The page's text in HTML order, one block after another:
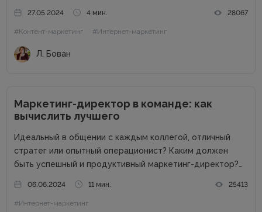
как выделиться среди аналогичных компаний, привлечь
внимание к продуктам...
27.05.2024 4 мин. 28067
#Контент-маркетинг #Интернет-маркетинг
Л. Бован
Маркетинг-директор в команде: как
вычислить лучшего
Идеальный в общении с каждым коллегой, отличный
стратег или опытный операционист? Каким должен
быть успешный и продуктивный маркетинг-директор?
Directors Day рассказал Виталий Ткаченко. Виталий –
соучредитель Tkachenko & Myroniuk Marketing Agency,
06.06.2024 11 мин. 25413
#Интернет-маркетинг